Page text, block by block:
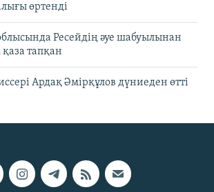
өртенді
Ресейдің әуе шабуылынан
тапқан
Ардақ Әмірқұлов дүниеден өтті